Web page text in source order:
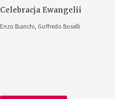
Celebracja Ewangelii
Enzo Bianchi, Goffredo Boselli